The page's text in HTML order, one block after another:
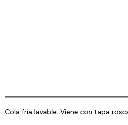
Cola fría lavable. Viene con tapa